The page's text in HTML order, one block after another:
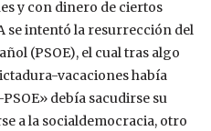
y con dinero de ciertos
se intentó la resurrección del
(PSOE), el cual tras algo
vacaciones había
debía sacudirse su
a la socialdemocracia, otro